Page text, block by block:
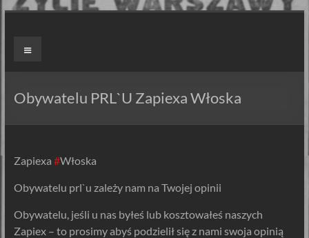
Skip
ZAPIEXY
–
SMAK
ORYGINALNE!
Zapiekanki
Menu
Obywatelu PRL`U Zapiexa Włoska
Zapiexa #Włoska
Obywatelu prl`u zależy nam na Twojej opinii
Obywatelu, jeśli u nas byłeś lub kosztowałeś naszych
Zapiex – to prosimy abyś podzielił się z nami swoja opinią